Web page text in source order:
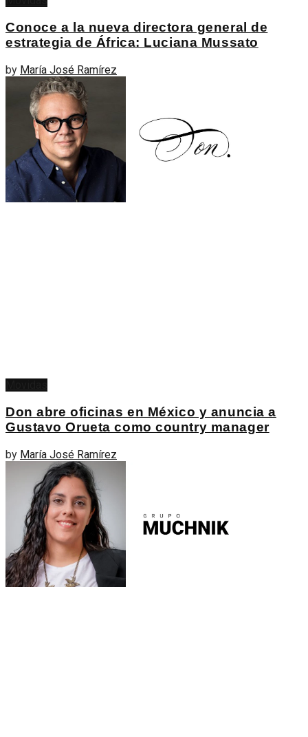
Conoce a la nueva directora general de
estrategia de África: Luciana Mussato
by María José Ramírez
Don abre oficinas en México y anuncia a
Gustavo Orueta como country manager
by María José Ramírez